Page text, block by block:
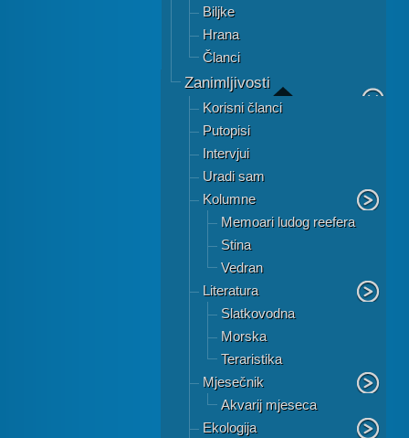
Biljke
Hrana
Članci
Zanimljivosti
Korisni članci
Putopisi
Intervjui
Uradi sam
Kolumne
Memoari ludog reefera
Stina
Vedran
Literatura
Slatkovodna
Morska
Teraristika
Mjesečnik
Akvarij mjeseca
Ekologija